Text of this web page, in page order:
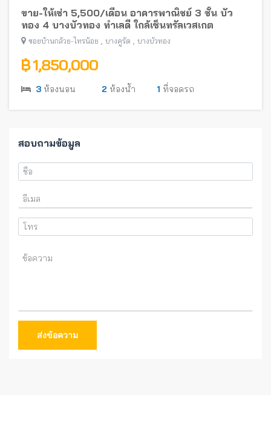
ขาย-ให้เช่า 5,500/เดือน อาคารพาณิชย์ 3 ชั้น บัว
ทอง 4 บางบัวทอง ทำเลดี ใกล้เซ็นทรัลเวสเกต
ซอยบ้านกล้วย-ไทรน้อย , บางคูรัด , บางบัวทอง
฿ 1,850,000
3 ห้องนอน 2 ห้องน้ำ 1 ที่จอดรถ
สอบถามข้อมูล
ส่งข้อความ